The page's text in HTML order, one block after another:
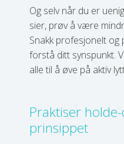
Og selv når du er
sier, prøv å være
Snakk profesjonelt og
forstå ditt synspunkt.
alle til å øve på aktiv
Praktiser
prinsippet